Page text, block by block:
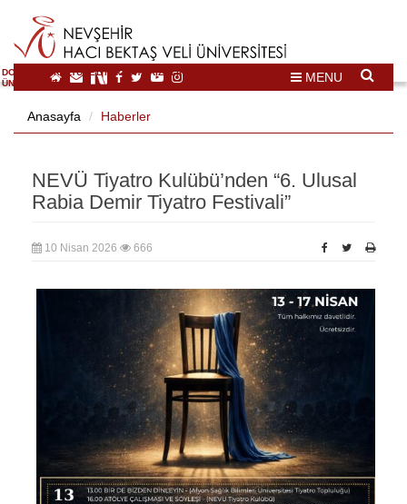
DOĞAL VE KÜLTÜREL MİRAS TURİZMİ İHTİSASLAŞMA
ÜNİVERSİTESİ
MENU
Anasayfa Haberler
NEVÜ Tiyatro Kulübü’nden “6. Ulusal
Rabia Demir Tiyatro Festivali”
10 Nisan 2026 666